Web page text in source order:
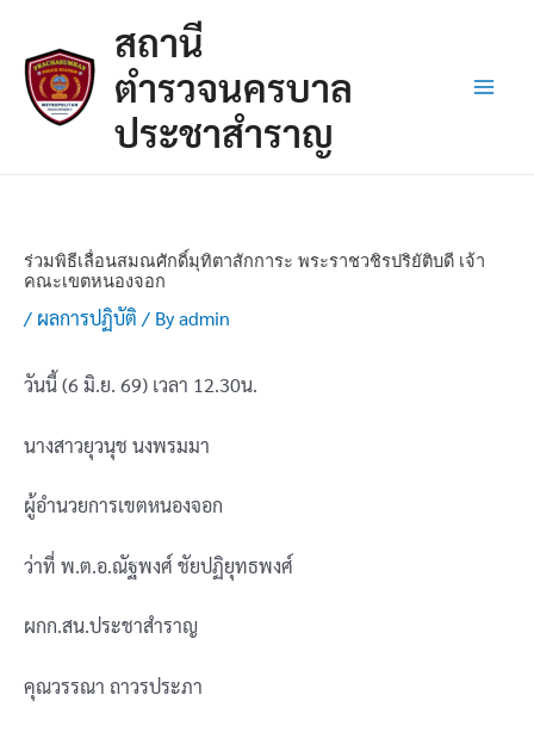
content
สถานี
ตำรวจนครบาล
ประชาสำราญ
ร่วมพิธีเลื่อนสมณศักดิ์มุทิตาสักการะ พระราชวชิรปริยัติบดี เจ้า
คณะเขตหนองจอก
/ ผลการปฏิบัติ / Byadmin
วันนี้ (6 มิ.ย. 69) เวลา 12.30น.
นางสาวยุวนุช นงพรมมา
ผู้อำนวยการเขตหนองจอก
ว่าที่ พ.ต.อ.ณัฐพงศ์ ชัยปฏิยุทธพงศ์
ผกก.สน.ประชาสำราญ
คุณวรรณา ถาวรประภา
navigation